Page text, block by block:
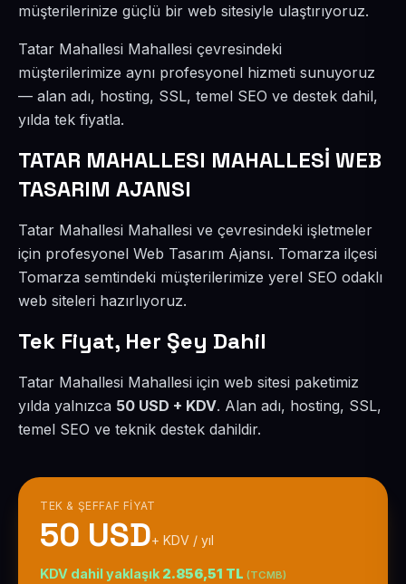
müşterilerinize güçlü bir web sitesiyle ulaştırıyoruz.
Tatar Mahallesi Mahallesi çevresindeki
müşterilerimize aynı profesyonel hizmeti sunuyoruz
— alan adı, hosting, SSL, temel SEO ve destek dahil,
yılda tek fiyatla.
TATAR MAHALLESI MAHALLESİ WEB
TASARIM AJANSI
Tatar Mahallesi Mahallesi ve çevresindeki işletmeler
için profesyonel Web Tasarım Ajansı. Tomarza ilçesi
Tomarza semtindeki müşterilerimize yerel SEO odaklı
web siteleri hazırlıyoruz.
Tek Fiyat, Her Şey Dahil
Tatar Mahallesi Mahallesi için web sitesi paketimiz
yılda yalnızca 50 USD + KDV. Alan adı, hosting, SSL,
temel SEO ve teknik destek dahildir.
TEK & ŞEFFAF FIYAT
50 USD+ KDV / yıl
KDV dahil yaklaşık 2.856,51 TL (TCMB)